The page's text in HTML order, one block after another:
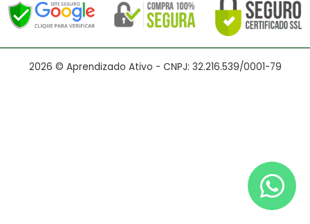
2026 © Aprendizado Ativo - CNPJ: 32.216.539/0001-79